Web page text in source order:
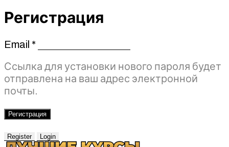
Регистрация
Email *Обязательно
Ссылка для установки нового пароля будет
отправлена ​​на ваш адрес электронной
почты.
Регистрация
Register Login